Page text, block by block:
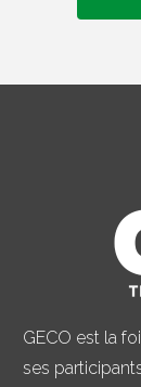
GECO est la
ses